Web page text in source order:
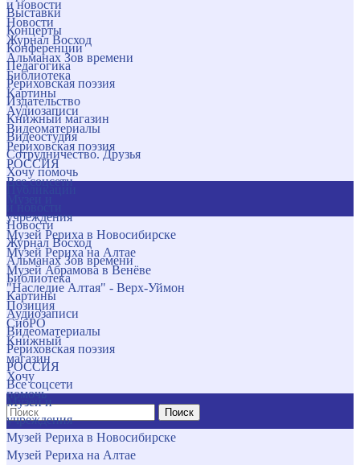
и новости
Новости
Журнал Восход
Альманах Зов времени
Библиотека
Картины
Аудиозаписи
Видеоматериалы
Рериховская поэзия
РОССИЯ
Все соцсети
учреждения
Музей Рериха в Новосибирске
Музей Рериха на Алтае
Музей Абрамова в Венёве
"Наследие Алтая" - Верх-Уймон
Позиция
СибРО
Книжный
магазин
Хочу
помочь
Поиск
Выставки
Концерты
Конференции
Педагогика
Рериховская поэзия
Издательство
Книжный магазин
Видеостудия
Сотрудничество. Друзья
Хочу помочь
Новости
Журнал Восход
Альманах Зов времени
Библиотека
Картины
Аудиозаписи
Видеоматериалы
Рериховская поэзия
РОССИЯ
Все соцсети
Музеи и
учреждения
Музей Рериха в Новосибирске
Музей Рериха на Алтае